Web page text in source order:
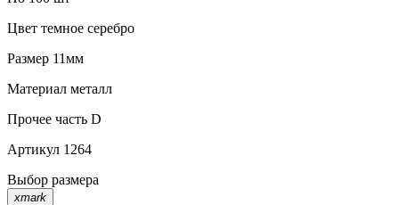
Цвет темное серебро
Размер 11мм
Материал металл
Прочее часть D
Артикул 1264
Выбор размера
xmark